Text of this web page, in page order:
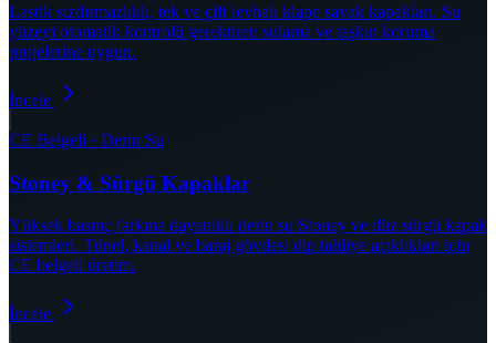
Lastik sızdırmazlıklı, tek ve çift levhalı klape savak kapakları. Su
yüzeyi otomatik kontrolü gerektiren sulama ve taşkın koruma
projelerine uygun.
İncele
CE Belgeli · Derin Su
Stoney & Sürgü Kapaklar
Yüksek basınç farkına dayanıklı derin su Stoney ve düz sürgü kapak
sistemleri. Tünel, kanal ve baraj gövdesi dip tahliye açıklıkları için
CE belgeli üretim.
İncele